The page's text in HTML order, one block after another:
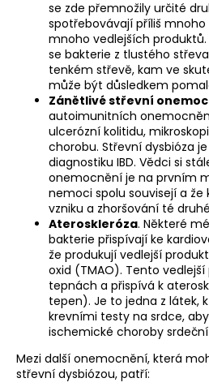
se zde přemnožily určité
spotřebovávají příliš mnoho
mnoho vedlejších
se bakterie z tlustého
tenkém střevě, kam ve
může být důsledkem
Zánětlivé střevní
autoimunitních
ulcerózní kolitidu,
chorobu. Střevní dysbióza
diagnostiku IBD. Vědci si
onemocnění je na prvním
nemoci spolu souvisejí a že
vzniku a zhoršování té
Ateroskleróza. Některé
bakterie přispívají ke
že produkují vedlejší
oxid (TMAO). Tento
tepnách a přispívá k
tepen). Je to jedna z látek,
krevními testy na srdce,
ischemické choroby srdeční
Mezi další onemocnění, která
střevní dysbiózou, patří: